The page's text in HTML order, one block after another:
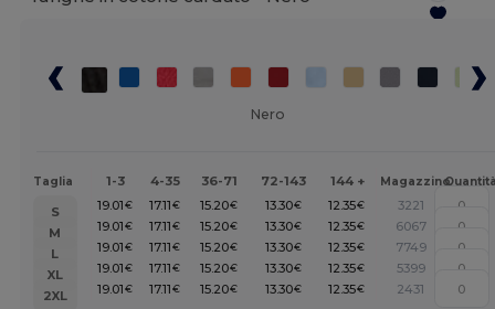
Nero
Taglia 1-3 4-35 36-71 72-143 144 + Magazzino
S 19.01 € 17.11€ 15.20€ 13.30€ 12.35€
3221
M
19.01 € 17.11€ 15.20€ 13.30€ 12.35€
6067
L
19.01 € 17.11€ 15.20€ 13.30€ 12.35€
7749
XL
19.01 € 17.11€ 15.20€ 13.30€ 12.35€
5399
2XL
19.01 € 17.11€ 15.20€ 13.30€ 12.35€ 2431